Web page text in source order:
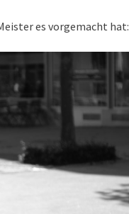
es vorgemacht hat: